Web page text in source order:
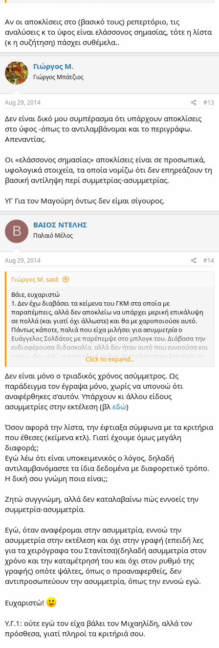
Αν οι αποκλίσεις στο (βασικό τους) ρεπερτόριο, τις
αναλύσεις κ το ύφος είναι ελάσσονος σημασίας, τότε η λίστα
(κ η συζήτηση) πάσχει συθέμελα..
Γιώργος Μ.
Γιώργος Μπάτζιος
Aug 29, 2014 #13
Δεν είναι δικό μου συμπέρασμα ότι υπάρχουν αποκλίσεις
στο ύφος -όπως το αντιλαμβάνομαι και το περιγράφω.
Απεναντίας.
Οι «ελάσσονος σημασίας» αποκλίσεις είναι σε προσωπικά,
υφολογικά στοιχεία, τα οποία νομίζω ότι δεν επηρεάζουν τη
βασική αντίληψη περί συμμετρίας-ασυμμετρίας.
ΥΓ Για τον Μαγούρη όντως δεν είμαι σίγουρος.
Β ΒΑΙΟΣ ΝΤΕΛΗΣ
Παλαιό Μέλος
Aug 29, 2014 #14
Γιώργος Μ. said:
Βάιε, ευχαριστώ
1. Δεν έχω διαβάσει τα κείμενα του ΓΚΜ στα οποία με
παραπέμπεις, αλλά δεν αποκλείω να υπάρχει μερική επικάλυψη
σε πολλά (και γιατί όχι άλλωστε) και θα με χαροποιούσε αυτό.
Πάντως κάποτε, παλιά που είχα μιλήσει γιαασυμμετρίαο
Ευάγγελος Σολδάτος με παρέπεμψε στο μπλογκ του. Διάβασα την
ενδιαφέρουσα διδασκαλία, αλλά δεν ήταν αυτό που εννοούσα και
εννοώ -δεν μιλώ για τριαδικό χρόνο. Ή τουλάχιστον δεν είμαι σε
θέση να το αντιληφθώ έτσι και βλέπω το όλο θέμα (και το
περιγράφω) πολύ πιο εμπειρικά.
3. Ευπρόσδεκτες όποιες συμπληρώσεις στη λίστα, η λίστα που
έφτιαξα ήταν γιατί αυτούς περισσότερο γνωρίζω. Δεν είμαι εγώ
αυτος που θα ορίσει ποιος ψάλλει πατριαρχικά, απλώς εγώ
επέλεξα το corpus πάνω στο οποίο βασίζω τις παρατηρήσεις μου.
τον Αναστάσιο Μιχαηλίδη). Οπότε δεν τίθεται θέμα διεύρυνσης ή
στένωσης.
ΥΓ Η περιγραφή της σμμετρίας-ασυμμετρίας που έχω στο νου μου
δεν μπορεί επ' ουδενί να σταθεί χωρίς τον Στανίτσα, θα έλεγα
μάλιστα ότι αυτός είναι ο κύριος εκφραστής της. Και προσθέτω
ότι αυτό φαίνεται και στα χειρόγραφά του. (Παρέλειψα να
Click to expand...
Δεν είναι μόνο ο τριαδικός χρόνος ασύμμετρος. Ως
παράδειγμα τον έγραψα μόνο, χωρίς να υπονοώ ότι
αναφέρθηκες σ'αυτόν. Υπάρχουν κι άλλου είδους
ασυμμετρίες στην εκτέλεση (βλ εδώ)
Όσον αφορά την λίστα, την έφτιαξα σύμφωνα με τα κριτήρια
που έθεσες (κείμενα κτλ). Γιατί έχουμε όμως μεγάλη
διαφορά;;
Εγώ λέω ότι είναι υποκειμενικός ο λόγος, δηλαδή
αντιλαμβανόμαστε τα ίδια δεδομένα με διαφορετικό τρόπο.
Η δική σου γνώμη ποια είναι;;
Ζητώ συγγνώμη, αλλά δεν καταλαβαίνω πώς εννοείς την
συμμετρία-ασυμμετρία.
Εγώ, όταν αναφέρομαι στην ασυμμετρία, εννοώ την
ασυμμετρία στην εκτέλεση και όχι στην γραφή (επειδή λες
για τα χειρόγραφα του Στανίτσα)(δηλαδή ασυμμετρία στον
χρόνο και την καταμέτρησή του και όχι στον ρυθμό της
γραφής) οπότε ψάλτες, όπως ο προαναφερθείς, δεν
αντιπροσωπεύουν την ασυμμετρία, όπως την εννοώ εγώ.
Ευχαριστώ!
Υ.Γ.1: ούτε εγώ τον είχα βάλει τον Μιχαηλίδη, αλλά τον
πρόσθεσα, γιατί πληροί τα κριτήριά σου.